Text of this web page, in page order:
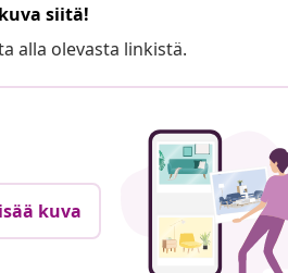
siitä!
alla olevasta linkistä.
kuva